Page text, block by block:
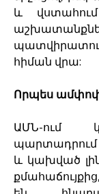
և
հիման վրա:
Որպես
ԱՄՆ-ում
պարտադրում
և կախված
քմահաճույքից,